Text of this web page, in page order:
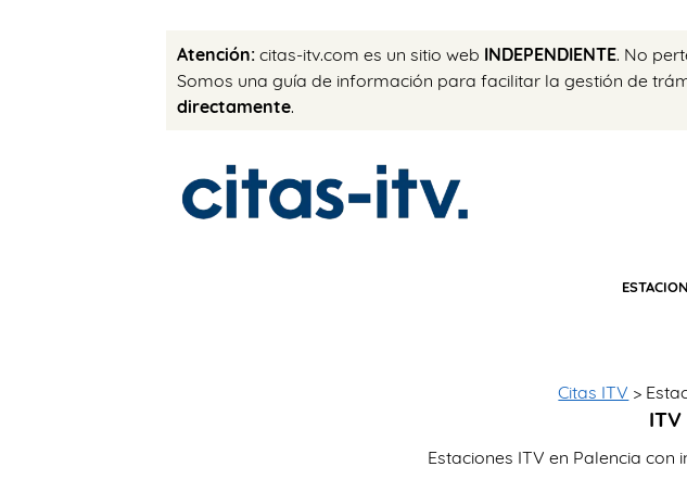
Atención: citas-itv.com es un sitio web INDEPENDIENTE. No
Somos una guía de información para facilitar la gestión de
directamente.
Citas ITV >
Estaciones ITV en Palencia